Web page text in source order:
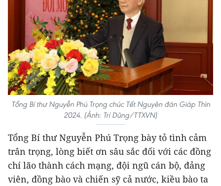
Tổng Bí thư Nguyễn Phú Trọng chúc Tết Nguyên đán Giáp Thìn
2024. (Ảnh: Trí Dũng/TTXVN)
Tổng Bí thư Nguyễn Phú Trọng bày tỏ tình cảm
trân trọng, lòng biết ơn sâu sắc đối với các đồng
chí lão thành cách mạng, đội ngũ cán bộ, đảng
viên, đồng bào và chiến sỹ cả nước, kiều bào ta